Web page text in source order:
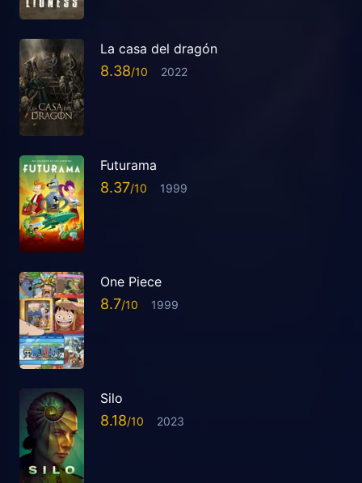
La casa del dragón
8.38 2022
Futurama
8.37 1999
One Piece
8.7 1999
Silo
8.18 2023